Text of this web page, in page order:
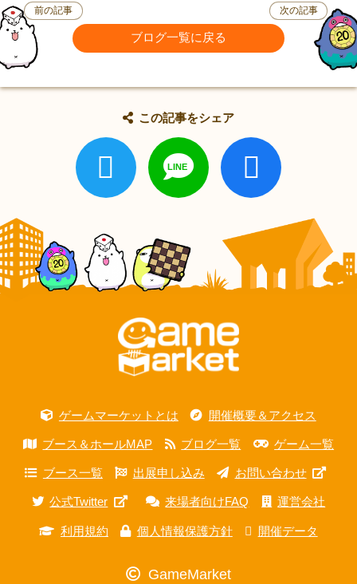
前の記事
ブログ一覧に戻る
次の記事
この記事をシェア
ゲームマーケットとは 開催概要＆アクセス
ブース＆ホールMAP ブログ一覧 ゲーム一覧
ブース一覧 出展申し込み お問い合わせ
公式Twitter 来場者向けFAQ 運営会社
利用規約 個人情報保護方針 開催データ
GameMarket